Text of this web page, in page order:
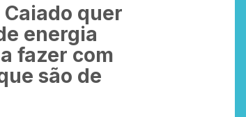
quer
energia
fazer com
são de